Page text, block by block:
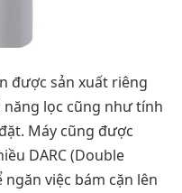
được sản xuất riêng
lọc cũng như tính
Máy cũng được
DARC (Double
việc bám cặn lên